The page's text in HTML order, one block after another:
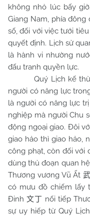
không nhỏ lúc bấy
Giang Nam, phía
số, đối với việc tưới
quyết định. Lịch sử
là hành vi nhường
đấu tranh quyền lực.
Quý Lịch kế thừa
người có năng lực
là người có năng lực
nghiệp mà ngườiChu
động ngoại giao. Đôi
giao hảo thì giao hảo,
công phạt, còn đối với
dùng thủ đoạn quan
Thương vương Vũ Ất
có mưu đồ chiếm lấy
Đinh 文丁 nối tiếp
sự uy hiếp từ Quý